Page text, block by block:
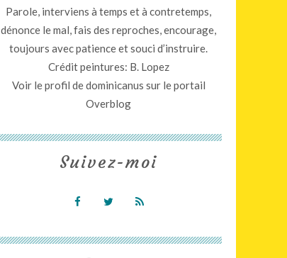
Parole, interviens à temps et à contretemps,
dénonce le mal, fais des reproches, encourage,
toujours avec patience et souci d’instruire.
Crédit peintures: B. Lopez
Voir le profil dedominicanus sur le portail
Overblog
Suivez-moi